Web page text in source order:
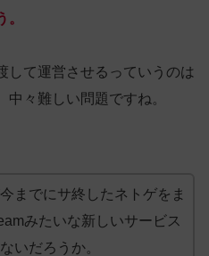
して運営させるっていうのは
々難しい問題ですね。
までにサ終したネトゲをま
みたいな新しいサービス
いだろうか。